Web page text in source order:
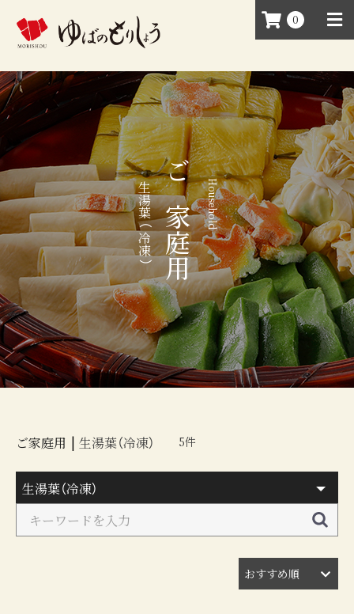
0
ご家庭用Household
生湯葉
（
冷凍
）
ご家庭用 | 生湯葉（冷凍） 5件